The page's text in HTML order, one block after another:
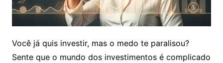
Você já quis investir, mas o medo te paralisou?
Sente que o mundo dos investimentos é complicado